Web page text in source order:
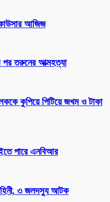
আজিজ
পর তরুনের আত্মহত্যা
কুপিয়ে পিটিয়ে জখম ও টাকা
পারে এনবিআর
৩ জলদস্যু আটক